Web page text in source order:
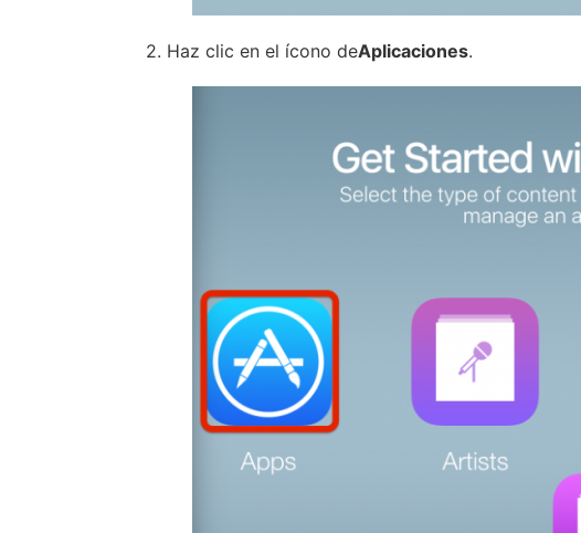
2. Haz clic en el ícono deAplicaciones.